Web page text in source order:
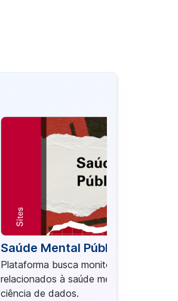
Saúde Mental Pública Digital
Plataforma busca monitorar problemas
relacionados à saúde mental por meio
ciência de dados.